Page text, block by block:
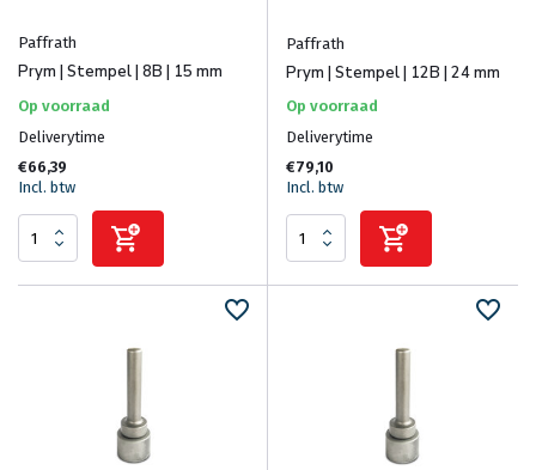
Paffrath
Prym | Stempel | 8B | 15 mm
Op voorraad
Deliverytime
€66,39
Incl. btw
Paffrath
Prym | Stempel | 12B | 24 mm
Op voorraad
Deliverytime
€79,10
Incl. btw